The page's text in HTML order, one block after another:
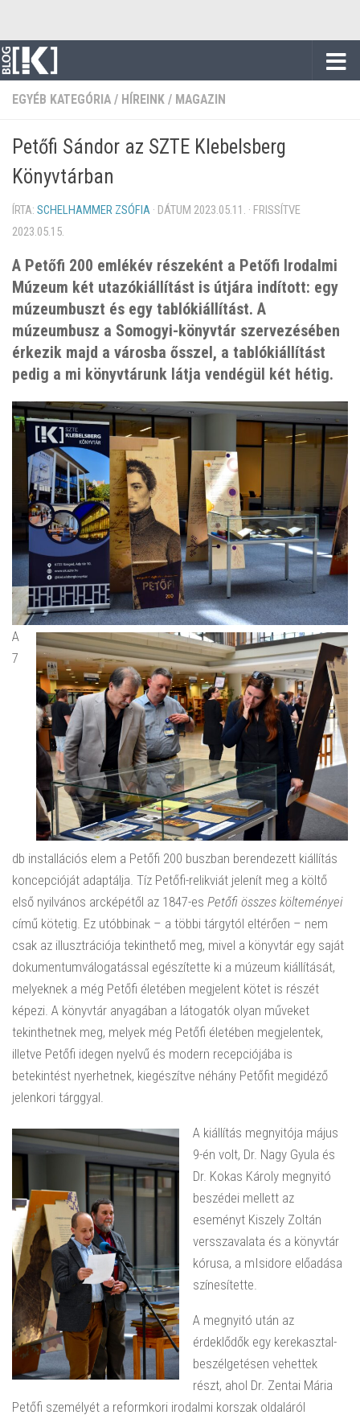
EGYÉB KATEGÓRIA / HÍREINK / MAGAZIN
Petőfi Sándor az SZTE Klebelsberg
Könyvtárban
ÍRTA: SCHELHAMMER ZSÓFIA · DÁTUM 2023.05.11. · FRISSÍTVE
2023.05.15.
A Petőfi 200 emlékév részeként a Petőfi Irodalmi
Múzeum két utazókiállítást is útjára indított: egy
múzeumbuszt és egy tablókiállítást. A
múzeumbusz a Somogyi-könyvtár szervezésében
érkezik majd a városba ősszel, a tablókiállítást
pedig a mi könyvtárunk látja vendégül két hétig.
A
7
db installációs elem a Petőfi 200 buszban berendezett kiállítás
koncepcióját adaptálja. Tíz Petőfi-relikviát jelenít meg a költő
első nyilvános arcképétől az 1847-es Petőfi összes költeményei
című kötetig. Ez utóbbinak – a többi tárgytól eltérően – nem
csak az illusztrációja tekinthető meg, mivel a könyvtár egy saját
dokumentumválogatással egészítette ki a múzeum kiállítását,
melyeknek a még Petőfi életében megjelent kötet is részét
képezi. A könyvtár anyagában a látogatók olyan műveket
tekinthetnek meg, melyek még Petőfi életében megjelentek,
illetve Petőfi idegen nyelvű és modern recepciójába is
betekintést nyerhetnek, kiegészítve néhány Petőfit megidéző
jelenkori tárggyal.
A kiállítás megnyitója május
9-én volt, Dr. Nagy Gyula és
Dr. Kokas Károly megnyitó
beszédei mellett az
eseményt Kiszely Zoltán
versszavalata és a könyvtár
kórusa, a mIsidore előadása
színesítette.
A megnyitó után az
érdeklődők egy kerekasztal-
beszélgetésen vehettek
részt, ahol Dr. Zentai Mária
Petőfi személyét a reformkori irodalmi korszak oldaláról